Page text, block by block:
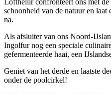
schoonheid van de natuur en
na.
Als afsluiter van ons Noord-
Ingolfur nog een speciale
gefermenteerde haai, een
Geniet van het derde en laatste
onder de poolcirkel!